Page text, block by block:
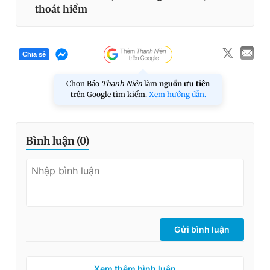
thoát hiểm
Chia sẻ
Chọn Báo Thanh Niên làm nguồn ưu tiên
trên Google tìm kiếm. Xem hướng dẫn.
Bình luận (0)
Gửi bình luận